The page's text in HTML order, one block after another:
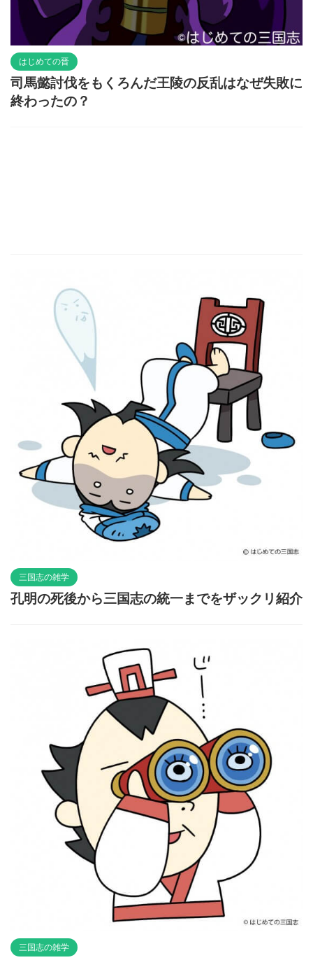
はじめての晋
司馬懿討伐をもくろんだ王陵の反乱はなぜ失敗に
終わったの？
三国志の雑学
孔明の死後から三国志の統一までをザックリ紹介
三国志の雑学